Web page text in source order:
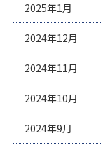
2025年1月
2024年12月
2024年11月
2024年10月
2024年9月